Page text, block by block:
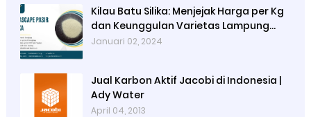
Kilau Batu Silika: Menjejak Harga per Kg
dan Keunggulan Varietas Lampung
dari Ady Water
Januari 02, 2024
Jual Karbon Aktif Jacobi di Indonesia |
Ady Water
April 04, 2013